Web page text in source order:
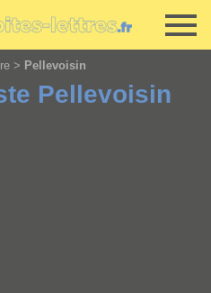
> Pellevoisin
Pellevoisin